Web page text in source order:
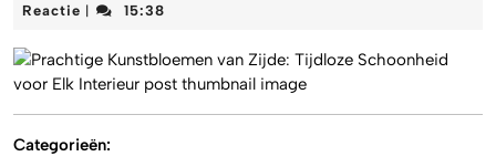
mei
Reactie
15:38
Categorieën: